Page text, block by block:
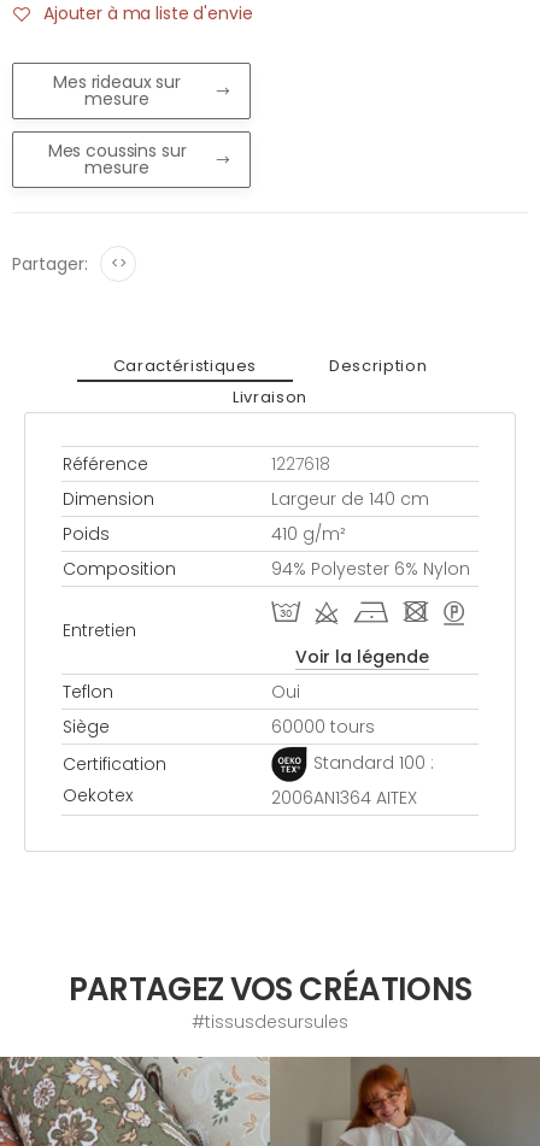
Ajouter à ma liste d'envie
Mes rideaux sur
mesure
Mes coussins sur
mesure
Partager: <>
Caractéristiques
Description
Livraison
Référence
1227618
Dimension
Largeur de 140 cm
Poids
410 g/m²
Composition
94% Polyester 6% Nylon
Entretien
T d h - >
Voir la légende
Teflon
Oui
Siège
60000 tours
Certification
Oekotex
Standard 100 :
2006AN1364 AITEX
PARTAGEZ VOS CRÉATIONS
#tissusdesursules